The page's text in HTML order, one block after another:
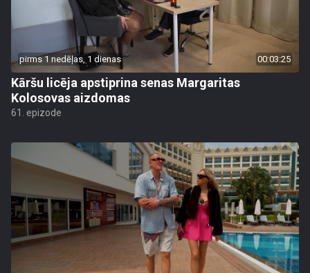
pirms 1 nedēļas, 1 dienas 00:03:25
Kāršu licēja apstiprina senas Margaritas
Kolosovas aizdomas
61. epizode